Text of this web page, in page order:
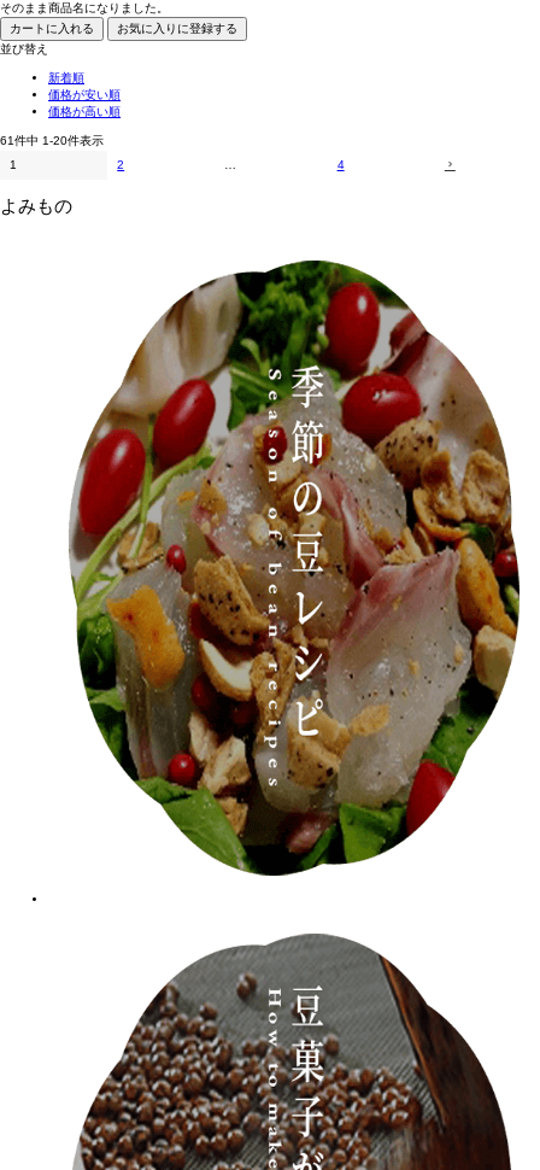
そのまま商品名になりました。
カートに入れる
お気に入りに登録する
並び替え
新着順
価格が安い順
価格が高い順
61件中 1-20件表示
1
2 … 4
よみもの